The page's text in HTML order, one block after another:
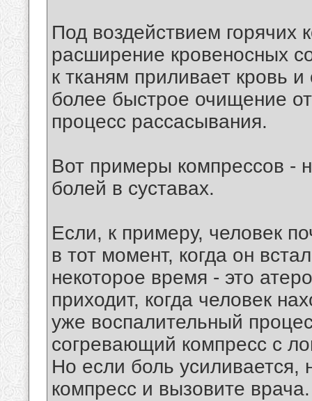
Под воздействием горячих
расширение кровеносных
к тканям приливает кровь
более быстрое очищение
процесс рассасывания.
Вот примеры компрессов -
болей в суставах.
Если, к примеру, человек
в тот момент, когда он
некоторое время - это
приходит, когда человек
уже воспалительный
согревающий компресс с
Но если боль усиливается,
компресс и вызовите врача.